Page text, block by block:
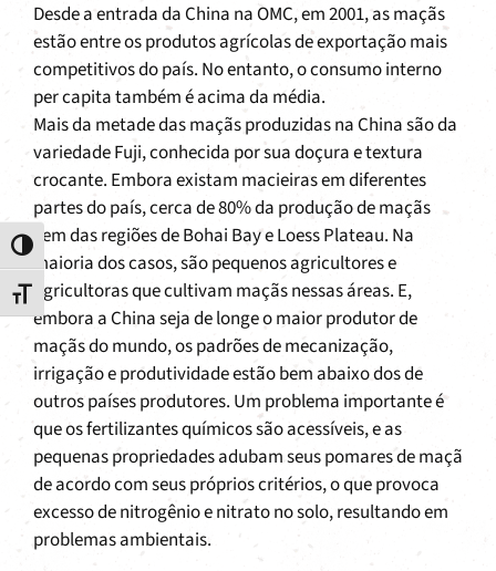
Toggle High Contrast
Toggle Font size
Desde a entrada da China na OMC, em 2001, as maçãs
estão entre os produtos agrícolas de exportação mais
competitivos do país. No entanto, o consumo interno
per capita também é acima da média.
Mais da metade das maçãs produzidas na China são da
variedade Fuji, conhecida por sua doçura e textura
crocante. Embora existam macieiras em diferentes
partes do país, cerca de 80% da produção de maçãs
vem das regiões de Bohai Bay e Loess Plateau. Na
maioria dos casos, são pequenos agricultores e
agricultoras que cultivam maçãs nessas áreas. E,
embora a China seja de longe o maior produtor de
maçãs do mundo, os padrões de mecanização,
irrigação e produtividade estão bem abaixo dos de
outros países produtores. Um problema importante é
que os fertilizantes químicos são acessíveis, e as
pequenas propriedades adubam seus pomares de maçã
de acordo com seus próprios critérios, o que provoca
excesso de nitrogênio e nitrato no solo, resultando em
problemas ambientais.